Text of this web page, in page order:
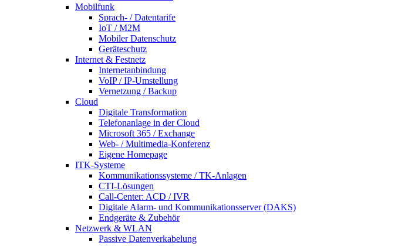
Mobilfunk
Sprach- / Datentarife
IoT / M2M
Mobiler Datenschutz
Geräteschutz
Internet & Festnetz
Internetanbindung
VoIP / IP-Umstellung
Vernetzung / Backup
Cloud
Digitale Transformation
Telefonanlage in der Cloud
Microsoft 365 / Exchange
Web- / Multimedia-Konferenz
Eigene Homepage
ITK-Systeme
Kommunikationssysteme / TK-Anlagen
CTI-Lösungen
Call-Center: ACD / IVR
Digitale Alarm- und Kommunikationsserver (DAKS)
Endgeräte & Zubehör
Netzwerk & WLAN
Passive Datenverkabelung